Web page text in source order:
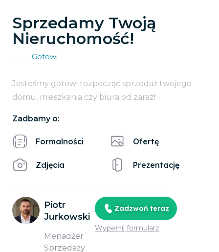
Sprzedamy Twoją
Nieruchomość!
Gotowi
Jesteśmy gotowi rozpocząć sprzedaż twojego
domu, mieszkania czy biura od zaraz!
Zadbamy o:
Formalności
Zdjęcia
Ofertę
Prezentację
Piotr
Jurkowski
Menadżer
Sprzedaży
Zadzwoń teraz
Wypełnij formularz